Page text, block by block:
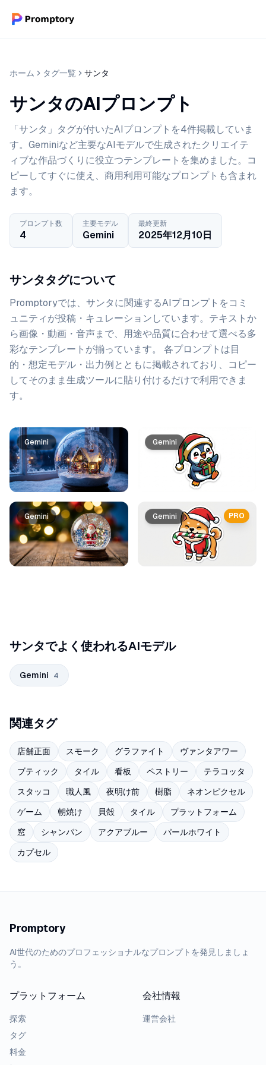
ホーム タグ一覧 サンタ
サンタのAIプロンプト
「サンタ」タグが付いたAIプロンプトを4件掲載していま
す。Geminiなど主要なAIモデルで生成されたクリエイテ
ィブな作品づくりに役立つテンプレートを集めました。コ
ピーしてすぐに使え、商用利用可能なプロンプトも含まれ
ます。
プロンプト数
4
主要モデル
Gemini
最終更新
2025年12月10日
サンタタグについて
Promptoryでは、 サンタに関連するAIプロンプトをコミ
ュニティが投稿・キュレーションしています。 テキストか
ら画像・動画・音声まで、用途や品質に合わせて選べる多
彩なテンプレートが揃っています。 各プロンプトは目
的・想定モデル・出力例とともに掲載されており、コピー
してそのまま生成ツールに貼り付けるだけで利用できま
す。
プロンプト一覧
Gemini
Gemini
Gemini
PRO
Gemini
サンタでよく使われるAIモデル
Gemini 4
関連タグ
店舗正面 スモーク グラファイト
ヴァンタアワー
ブティック
タイル 看板 ペストリー
テラコッタ
スタッコ
職人風 夜明け前 樹脂
ネオンピクセル
ゲーム
朝焼け 貝殻 タイル
プラットフォーム
窓
シャンパン アクアブルー
パールホワイト
カプセル
Promptory
AI世代のためのプロフェッショナルなプロンプトを発見しましょ
う。
プラットフォーム
探索
タグ
料金
会社情報
運営会社